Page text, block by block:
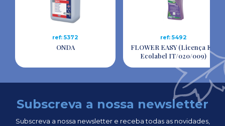
ref: 5372
ONDA
ref: 5492
FLOWER EASY (Licença EU
Ecolabel IT/020/009)
Subscreva a nossa newsletter
Subscreva a nossa newsletter e receba todas as novidades,